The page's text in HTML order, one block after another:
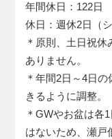
年間休日：122日
休日：週休2日（シ
＊原則、土日祝
ありません。
＊年間2日～4日
きるように調整。
＊GWやお盆は各
はないため、瀬戸